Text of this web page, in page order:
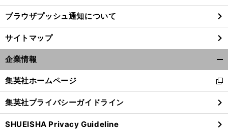
ブラウザプッシュ通知について
サイトマップ
企業情報
閉
る
集英社ホームページ
新
し
い
ウ
ィ
集英社プライバシーガイドライン
SHUEISHA Privacy Guideline